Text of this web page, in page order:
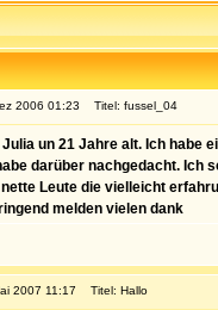
2006 01:23 Titel: fussel_04
Julia un 21 Jahre alt. Ich habe
darüber nachgedacht. Ich
nette Leute die vielleicht
melden vielen dank
2007 11:17 Titel: Hallo